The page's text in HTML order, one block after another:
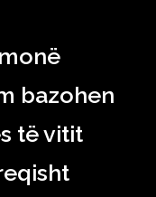
bazohen
të vitit